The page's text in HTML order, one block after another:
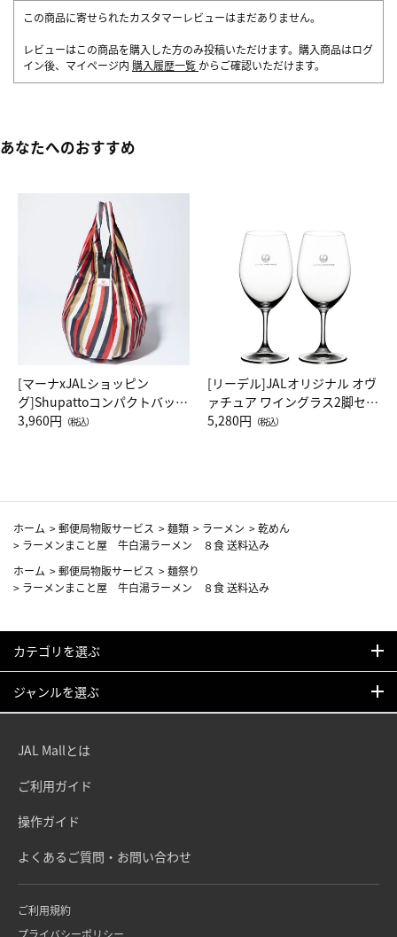
この商品に寄せられたカスタマーレビューはまだありません。
レビューはこの商品を購入した方のみ投稿いただけます。購入商品はログ
イン後、マイページ内 購入履歴一覧 からご確認いただけます。
あなたへのおすすめ
[マーナxJALショッピン
グ]Shupattoコンパクトバッグ
Drop JAL客室乗務員（LC）ス
3,960円 （税込）
[リーデル]JALオリジナル オヴ
ァチュア ワイングラス2脚セッ
ト（レッドワイン）
5,280円 （税込）
ホーム >郵便局物販サービス >麺類 > ラーメン >乾めん
> ラーメンまこと屋 牛白湯ラーメン ８食 送料込み
ホーム >郵便局物販サービス >麺祭り
> ラーメンまこと屋 牛白湯ラーメン ８食 送料込み
カテゴリを選ぶ
ジャンルを選ぶ
JAL Mallとは
ご利用ガイド
操作ガイド
よくあるご質問・お問い合わせ
ご利用規約
プライバシーポリシー